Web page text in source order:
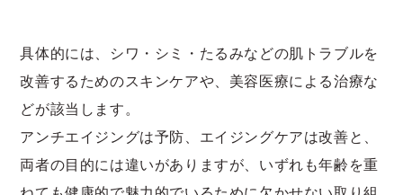
具体的には、シワ・シミ・たるみなどの肌トラブルを
改善するためのスキンケアや、美容医療による治療な
どが該当します。
アンチエイジングは予防、エイジングケアは改善と、
両者の目的には違いがありますが、いずれも年齢を重